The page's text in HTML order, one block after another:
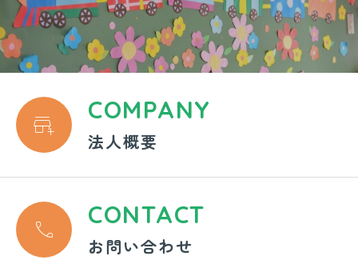
 COMPANY
法人概要
 CONTACT
お問い合わせ